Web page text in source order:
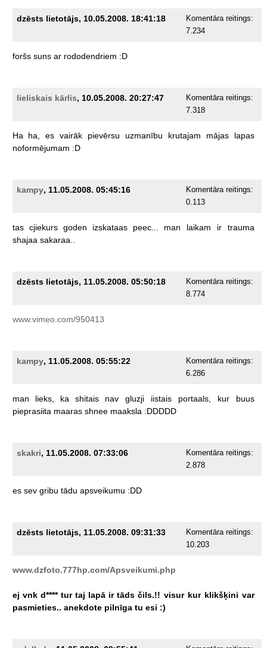
dzēsts lietotājs, 10.05.2008. 18:41:18
Komentāra reitings:
7.234
foršs suns ar rododendriem :D
lieliskais kārlis, 10.05.2008. 20:27:47
Komentāra reitings:
7.318
Ha ha, es vairāk pievērsu uzmanību krutajam mājas
lapas
noformējumam :D
kampy, 11.05.2008. 05:45:16
Komentāra reitings:
0.113
tas cjiekurs goden izskataas peec... man laikam ir
trauma
shajaa sakaraa..
dzēsts lietotājs, 11.05.2008. 05:50:18
Komentāra reitings:
8.774
www.vimeo.com/950413
kampy, 11.05.2008. 05:55:22
Komentāra reitings:
6.286
man lieks, ka shitais nav gluzji iistais portaals, kur
buus
pieprasiita maaras shnee maaksla :DDDDD
skakri, 11.05.2008. 07:33:06
Komentāra reitings:
2.878
es sev gribu tādu apsveikumu :DD
dzēsts lietotājs, 11.05.2008. 09:31:33
Komentāra reitings:
10.203
www.dzfoto.777hp.com/Apsveikumi.php
ej vnk d**** tur taj lapā ir tāds čils.!! visur kur klikšķini var
pasmieties.. anekdote pilnīga tu esi :)